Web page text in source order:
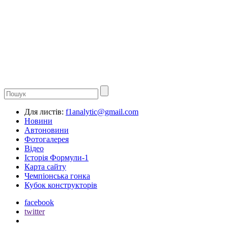
Для листів: f1analytic@gmail.com
Новини
Автоновини
Фотогалерея
Відео
Історія Формули-1
Карта сайту
Чемпіонська гонка
Кубок конструкторів
facebook
twitter